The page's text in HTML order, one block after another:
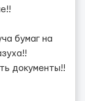
бумаг на
документы!!